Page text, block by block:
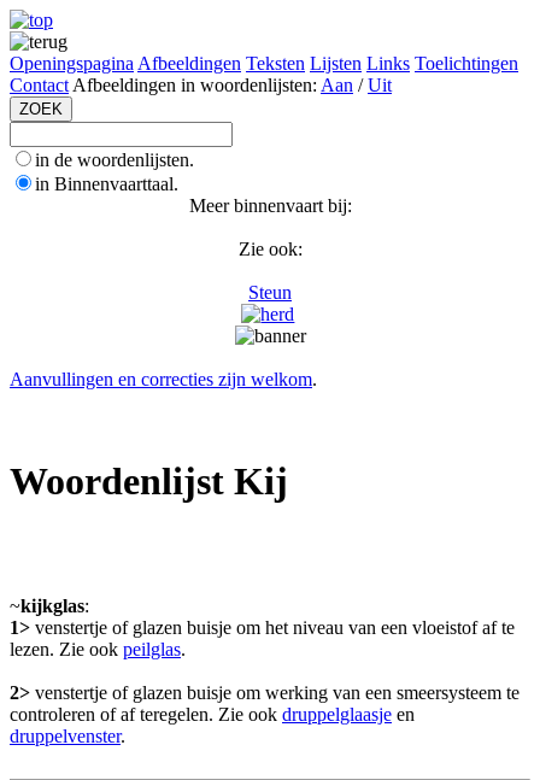
Openingspagina Afbeeldingen Teksten Lijsten Links Toelichtingen
Contact Afbeeldingen in woordenlijsten: Aan /Uit
in de woordenlijsten.
in Binnenvaarttaal.
Meer binnenvaart bij:
Zie ook:
Steun
Aanvullingen en correcties zijn welkom.
Woordenlijst Kij
~kijkglas:
1> venstertje of glazen buisje om het niveau van een vloeistof af te
lezen. Zie ook peilglas.
2> venstertje of glazen buisje om werking van een smeersysteem te
controleren of af teregelen. Zie ook druppelglaasje en
druppelvenster.